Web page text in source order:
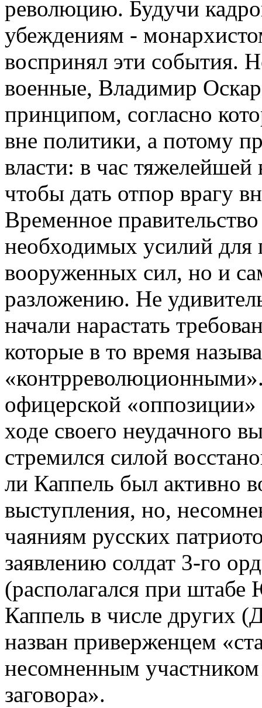
революцию. Будучи
убеждениям -
воспринял эти события.
военные, Владимир
принципом, согласно
вне политики, а потому
власти: в час
чтобы дать отпор врагу
Временное
необходимых усилий для
вооруженных сил, но и
разложению. Не
начали нарастать
которые в то время
офицерской
ходе своего неудачного
стремился силой
ли Каппель был активно
выступления, но,
чаяниям русских
заявлению солдат 3-го
(располагался при
Каппель в числе других
назван приверженцем
несомненным
заговора».